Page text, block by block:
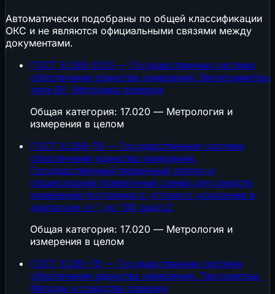
Автоматически подобраны по общей классификации
ОКС и не являются официальными связями между
документами.
ГОСТ 8.290-2013 — Государственная система
обеспечения единства измерений. Вискрзиметры
типа ВУ. Методика поверки
Общая категория: 17.020 — Метрология и
измерения в целом
ГОСТ 8.289-78 — Государственная система
обеспечения единства измерений.
Государственный первичный эталон и
общесоюзная поверочная схема для средств
измерений постоянного углового ускорения в
диапазоне от 1 до 100 рад/с2
Общая категория: 17.020 — Метрология и
измерения в целом
ГОСТ 8.291-78 — Государственная система
обеспечения единства измерений. Таксометры.
Методы и средства поверки